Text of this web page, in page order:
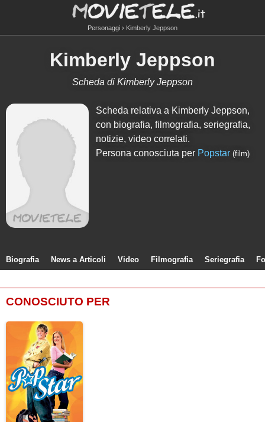
Personaggi Kimberly Jeppson
Kimberly Jeppson
Scheda di Kimberly Jeppson
Scheda relativa a Kimberly Jeppson,
con biografia, filmografia, seriegrafia,
notizie, video correlati.
Persona conosciuta per Popstar (film)
Biografia News a Articoli Video Filmografia Seriegrafia
CONOSCIUTO PER